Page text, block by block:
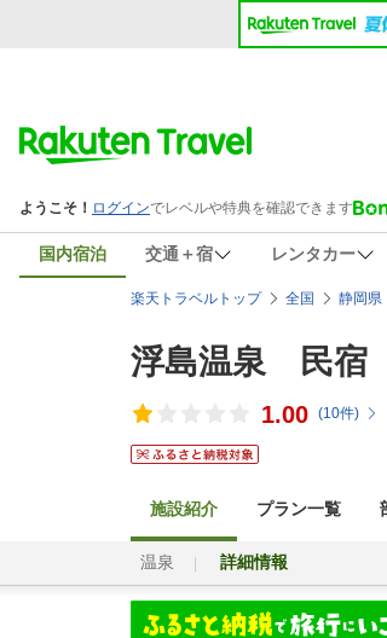
国内宿泊 交通＋宿 レンタカー
楽天トラベルトップ 全国 静岡県
浮島温泉 民宿
1.00 (10件)
施設紹介 プラン一覧
温泉 詳細情報